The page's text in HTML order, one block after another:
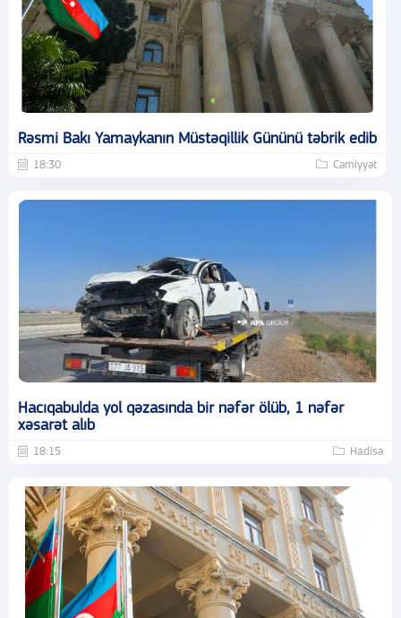
Rəsmi Bakı Yamaykanın Müstəqillik Gününü təbrik edib
18:30 Cəmiyyət
Hacıqabulda yol qəzasında bir nəfər ölüb, 1 nəfər
xəsarət alıb
18:15 Hadisə